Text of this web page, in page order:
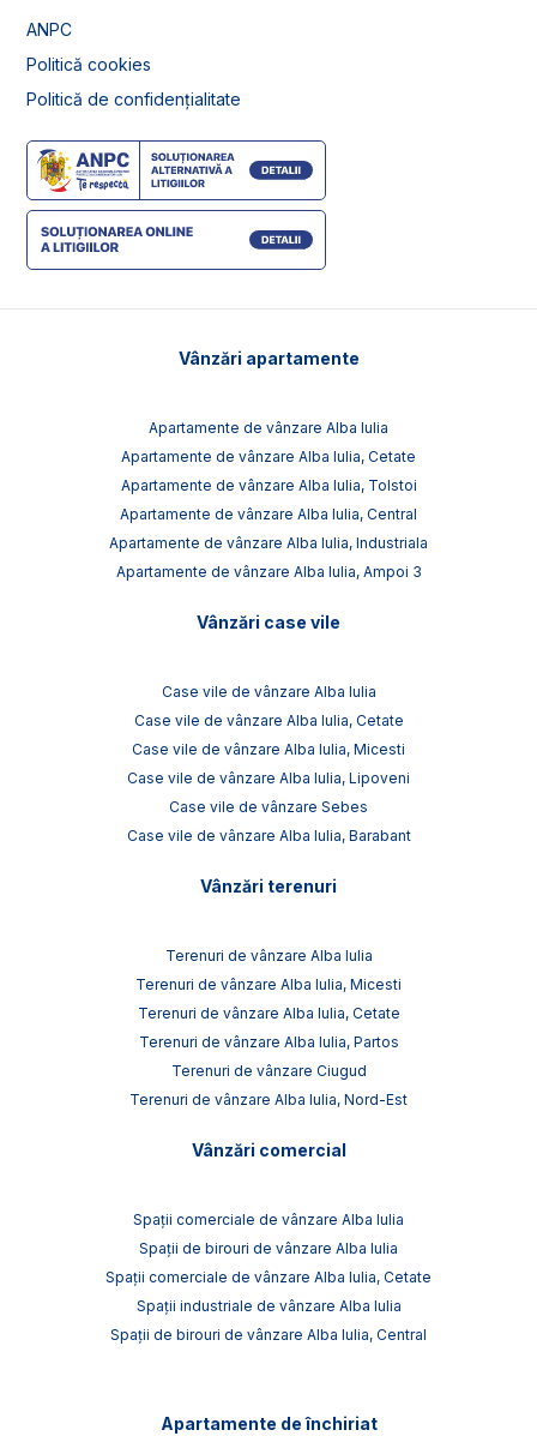
ANPC
Politică cookies
Politică de confidențialitate
Vânzări apartamente
Apartamente de vânzare Alba Iulia
Apartamente de vânzare Alba Iulia, Cetate
Apartamente de vânzare Alba Iulia, Tolstoi
Apartamente de vânzare Alba Iulia, Central
Apartamente de vânzare Alba Iulia, Industriala
Apartamente de vânzare Alba Iulia, Ampoi 3
Vânzări case vile
Case vile de vânzare Alba Iulia
Case vile de vânzare Alba Iulia, Cetate
Case vile de vânzare Alba Iulia, Micesti
Case vile de vânzare Alba Iulia, Lipoveni
Case vile de vânzare Sebes
Case vile de vânzare Alba Iulia, Barabant
Vânzări terenuri
Terenuri de vânzare Alba Iulia
Terenuri de vânzare Alba Iulia, Micesti
Terenuri de vânzare Alba Iulia, Cetate
Terenuri de vânzare Alba Iulia, Partos
Terenuri de vânzare Ciugud
Terenuri de vânzare Alba Iulia, Nord-Est
Vânzări comercial
Spații comerciale de vânzare Alba Iulia
Spații de birouri de vânzare Alba Iulia
Spații comerciale de vânzare Alba Iulia, Cetate
Spații industriale de vânzare Alba Iulia
Spații de birouri de vânzare Alba Iulia, Central
Apartamente de închiriat